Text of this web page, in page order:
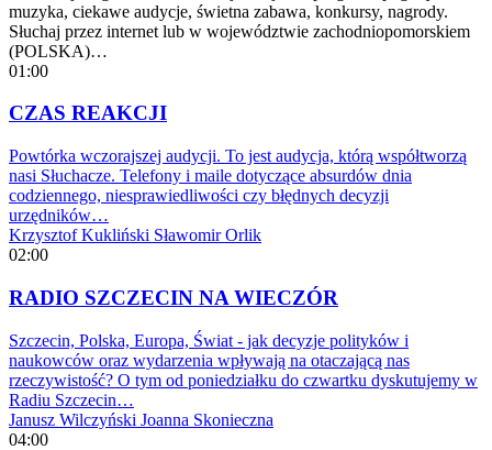
muzyka, ciekawe audycje, świetna zabawa, konkursy, nagrody.
Słuchaj przez internet lub w województwie zachodniopomorskiem
(POLSKA)…
01:00
CZAS REAKCJI
Powtórka wczorajszej audycji. To jest audycja, którą współtworzą
nasi Słuchacze. Telefony i maile dotyczące absurdów dnia
codziennego, niesprawiedliwości czy błędnych decyzji
urzędników…
Krzysztof Kukliński Sławomir Orlik
02:00
RADIO SZCZECIN NA WIECZÓR
Szczecin, Polska, Europa, Świat - jak decyzje polityków i
naukowców oraz wydarzenia wpływają na otaczającą nas
rzeczywistość? O tym od poniedziałku do czwartku dyskutujemy w
Radiu Szczecin…
Janusz Wilczyński Joanna Skonieczna
04:00